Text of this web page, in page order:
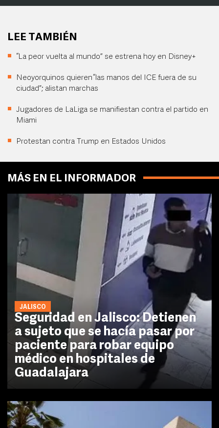
LEE TAMBIÉN
“La peor vuelta al mundo” se estrena hoy en Disney+
Neoyorquinos quieren “las manos del ICE fuera de su
ciudad”; alistan marchas
Jugadores de LaLiga se manifiestan contra el partido en
Miami
Protestan contra Trump en Estados Unidos
MÁS EN EL INFORMADOR
JALISCO
Seguridad en Jalisco: Detienen
a sujeto que se hacía pasar por
paciente para robar equipo
médico en hospitales de
Guadalajara